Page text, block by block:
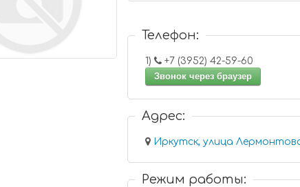
Телефон:
1)
+7 (3952) 42-59-60
Звонок через браузер
Адрес:
Режим работы: